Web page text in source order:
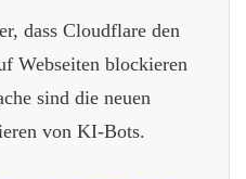
dass Cloudflare den
Webseiten blockieren
sind die neuen
von KI-Bots.